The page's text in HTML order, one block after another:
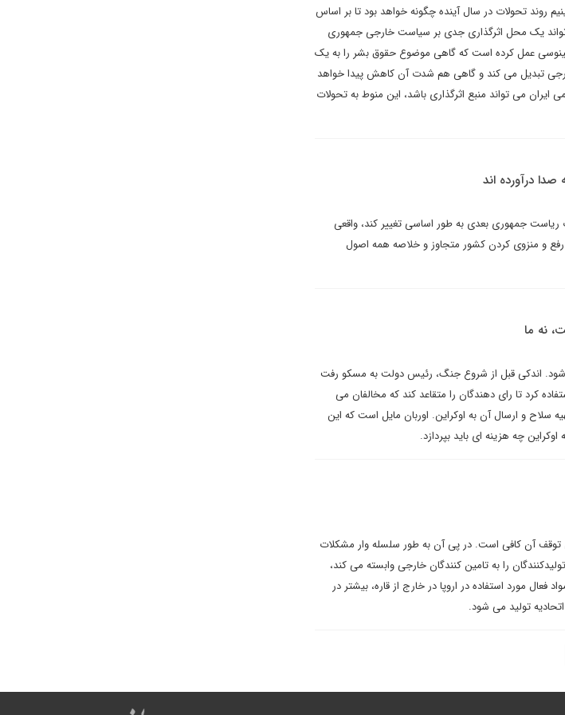
ببینیم روند تحولات در سال آینده چگونه خواهد بود تا بر اساس
یک محل اثرگذاری جدی بر سیاست خارجی جمهوری
عمل کرده است که گاهی موضوع حقوق بشر را به یک
تبدیل می کند و گاهی هم شدت آن کاهش پیدا خواهد
می تواند منبع اثرگذاری باشد، این منوط به تحولات
درآورده اند
ریاست جمهوری بعدی به طور اساسی تغییر کند، واقعی
و منزوی کردن کشور متجاوز و خلاصه همه اصول
نه ما
اندکی قبل از شروع جنگ، رئیس دولت به مسکو رفت
کرد تا رای دهندگان را متقاعد کند که مخالفان می
سلاح و ارسال آن به اوکراین. اوربان مایل است که این
چه هزینه ای باید بپردازد.
توقف آن کافی است. در پی آن به طور سلسله وار مشکلات
را به تامین کنندگان خارجی وابسته می کند،
را تقویت کرده است. با این حال، ۸۰ درصد از مواد فعال مورد استفاده در اروپا در خارج از قاره، بیشتر در